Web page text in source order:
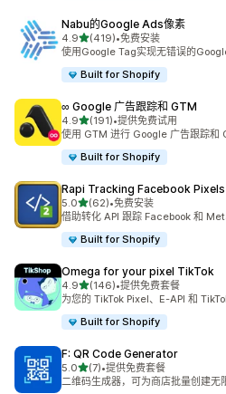
Nabu的Google Ads像素
4.9星（满分 5 星）
(419)
总共 419 条评论
•免费安装
使用Google Tag实现无错误的
Built for Shopify
∞ Google 广告跟踪和 GTM
4.9星（满分 5 星）
(191)
总共 191 条评论
•提供免费试用
使用 GTM 进行 Google 广告跟踪和
Built for Shopify
Rapi Tracking Facebook Pixels
5.0星（满分 5 星）
(62)
总共 62 条评论
•免费安装
借助转化 API 跟踪 Facebook 和
Built for Shopify
Omega for your pixel TikTok
4.9星（满分 5 星）
(146)
总共 146 条评论
•提供免费套餐
为您的 TikTok Pixel、E-API 和
Built for Shopify
F: QR Code Generator
5.0星（满分 5 星）
(7)
总共 7 条评论
•提供免费套餐
二维码生成器，可为商店批量创建无